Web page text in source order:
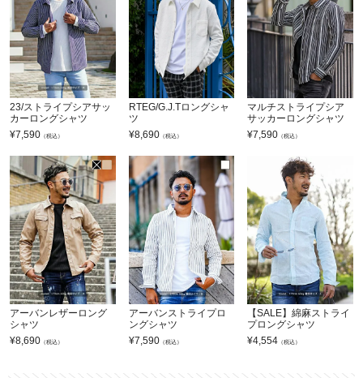
23/ストライプシアサッ
カーロングシャツ
¥7,590 （税込）
RTEG/G.J.Tロングシャ
ツ
¥8,690（税込）
マルチストライプシア
サッカーロングシャツ
¥7,590 （税込）
アーバンレザーロング
シャツ
¥8,690 （税込）
アーバンストライプロ
ングシャツ
¥7,590（税込）
【SALE】綿麻ストライ
プロングシャツ
¥4,554 （税込）